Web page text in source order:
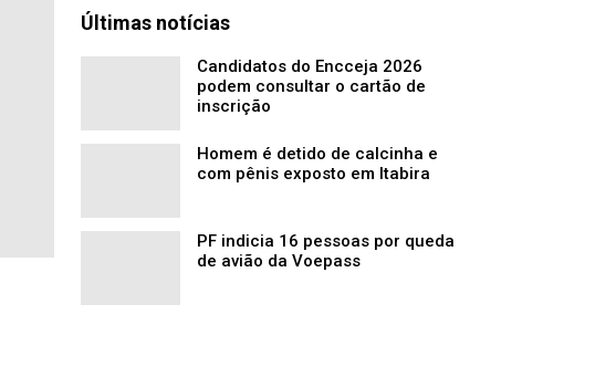
Últimas notícias
Candidatos do Encceja 2026
podem consultar o cartão de
inscrição
Homem é detido de calcinha e
com pênis exposto em Itabira
PF indicia 16 pessoas por queda
de avião da Voepass